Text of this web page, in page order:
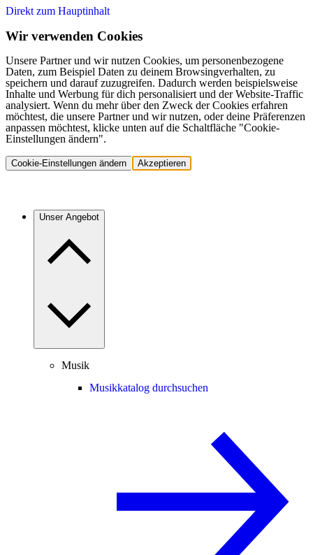
Direkt zum Hauptinhalt
Wir verwenden Cookies
Unsere Partner und wir nutzen Cookies, um personenbezogene
Daten, zum Beispiel Daten zu deinem Browsingverhalten, zu
speichern und darauf zuzugreifen. Dadurch werden beispielsweise
Inhalte und Werbung für dich personalisiert und der Website-Traffic
analysiert. Wenn du mehr über den Zweck der Cookies erfahren
möchtest, die unsere Partner und wir nutzen, oder deine Präferenzen
anpassen möchtest, klicke unten auf die Schaltfläche "Cookie-
Einstellungen ändern".
Cookie-Einstellungen ändern Akzeptieren
Unser Angebot
Musik
Musikkatalog durchsuchen